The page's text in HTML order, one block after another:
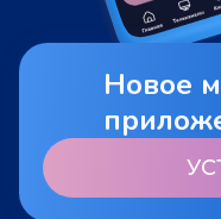
Новое